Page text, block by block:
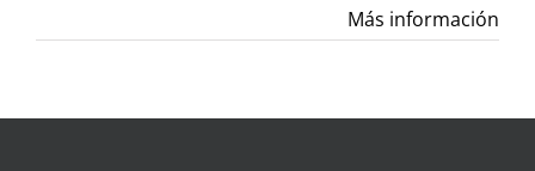
Más información